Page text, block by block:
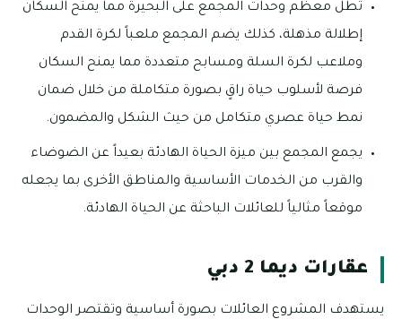
تطل معظم وحدات المجمع على البحيرة مما يمنح السكان
إطلالة مذهلة، كذلك يضم المجمع ملعباً لكرة القدم
وملاعب لكرة السلة ومسابح متعددة مما يمنح السكان
فرصة لأسلوب حياة راقٍ بصورة متكاملة من خلال ضمان
نمط حياة عصري متكامل من حيث الشكل والمضمون.
يجمع المجمع بين ميزة الحياة الهادئة بعيداً عن الضوضاء
والقرب من الخدمات الأساسية والمناطق الأخرى بما يجعله
موقعاً مثالياً للعائلات الباحثة عن الحياة الهادئة.
عقارات ديما 2 دبي
يستهدف المشروع العائلات بصورة أساسية وتقتصر الوحدات